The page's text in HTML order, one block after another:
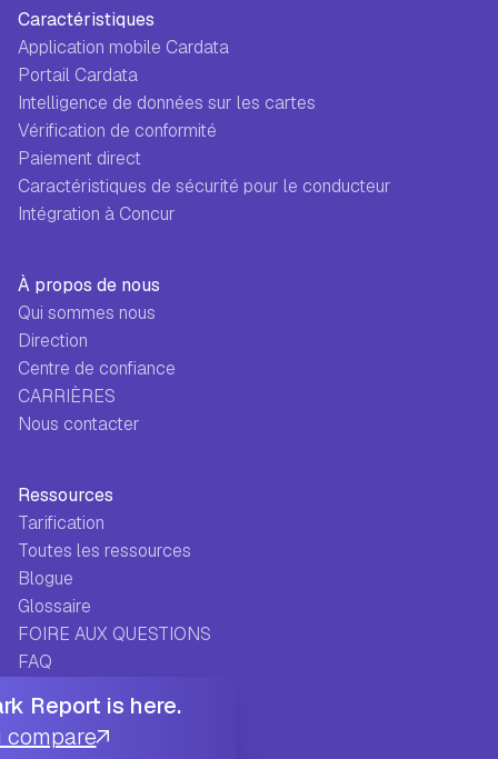
Caractéristiques
Application mobile Cardata
Portail Cardata
Intelligence de données sur les cartes
Vérification de conformité
Paiement direct
Caractéristiques de sécurité pour le conducteur
Intégration à Concur
À propos de nous
Qui sommes nous
Direction
Centre de confiance
CARRIÈRES
Nous contacter
Ressources
Tarification
Toutes les ressources
Blogue
Glossaire
FOIRE AUX QUESTIONS
FAQ
Centre d'aide
Report is here.
compare